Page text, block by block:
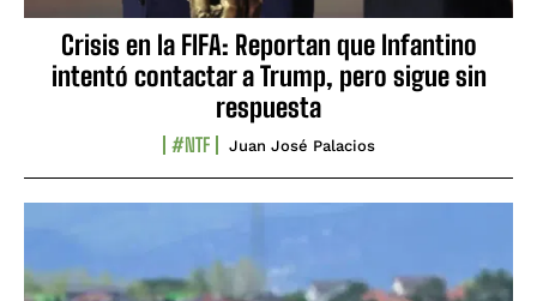
Crisis en la FIFA: Reportan que Infantino
intentó contactar a Trump, pero sigue sin
respuesta
#NTF Juan José Palacios